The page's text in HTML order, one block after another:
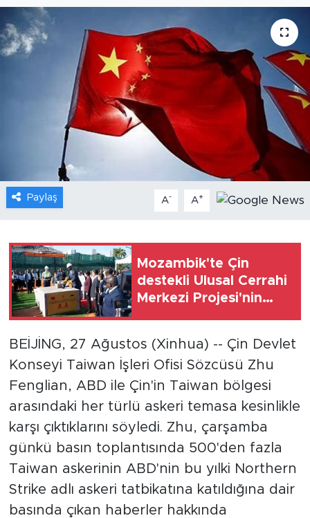
Paylaş A- A+
Mozambik'te Çin
destekli Ulusal Cerrahi
Merkezi Projesi'nin
BEİJİNG, 27 Ağustos (Xinhua) -- Çin Devlet
Konseyi Taiwan İşleri Ofisi Sözcüsü Zhu
Fenglian, ABD ile Çin'in Taiwan bölgesi
arasındaki her türlü askeri temasa kesinlikle
karşı çıktıklarını söyledi. Zhu, çarşamba
günkü basın toplantısında 500'den fazla
Taiwan askerinin ABD'nin bu yılki Northern
Strike adlı askeri tatbikatına katıldığına dair
basında çıkan haberler hakkında
Bilim ve Teknoloji
Çin Fuarları
Gündem
Video
Sağlık
Foto Haber
Xinhua Türkiye
Seyahat